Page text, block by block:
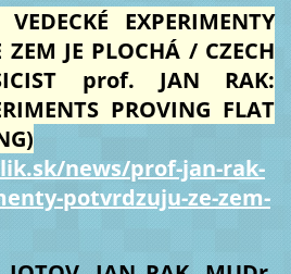
EXPERIMENTY
ZEM JE PLOCHÁ / CZECH
prof. JAN RAK:
PROVING FLAT
news/prof-jan-rak-
potvrdzuju-ze-zem-